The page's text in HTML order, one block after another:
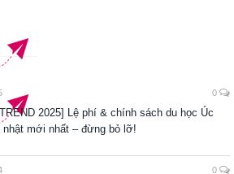
0
2025] Lệ phí & chính sách du học Úc
nhật mới nhất – đừng bỏ lỡ!
0